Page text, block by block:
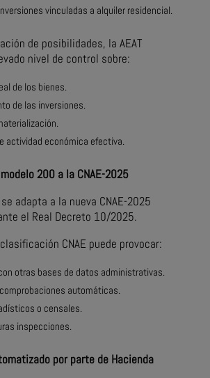
vinculadas a alquiler residencial.
de posibilidades, la AEAT
nivel de control sobre:
de los bienes.
de las inversiones.
actividad económica efectiva.
200 a la CNAE-2025
adapta a la nueva CNAE-2025
el Real Decreto 10/2025.
CNAE puede provocar:
otras bases de datos administrativas.
automáticas.
o censales.
inspecciones.
por parte de Hacienda